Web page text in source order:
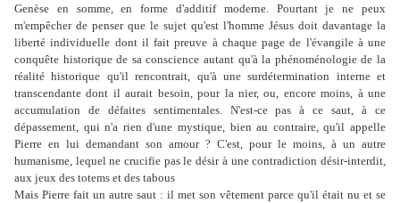
Genèse en somme, en forme d'additif moderne. Pourtant je ne peux
m'empêcher de penser que le sujet qu'est l'homme Jésus doit davantage la
liberté individuelle dont il fait preuve à chaque page de l'évangile à une
conquête historique de sa conscience autant qu'à la phénoménologie de la
réalité historique qu'il rencontrait, qu'à une surdétermination interne et
transcendante dont il aurait besoin, pour la nier, ou, encore moins, à une
accumulation de défaites sentimentales. N'est-ce pas à ce saut, à ce
dépassement, qui n'a rien d'une mystique, bien au contraire, qu'il appelle
Pierre en lui demandant son amour ? C'est, pour le moins, à un autre
humanisme, lequel ne crucifie pas le désir à une contradiction désir-interdit,
aux jeux des totems et des tabous
Mais Pierre fait un autre saut : il met son vêtement parce qu'il était nu et se